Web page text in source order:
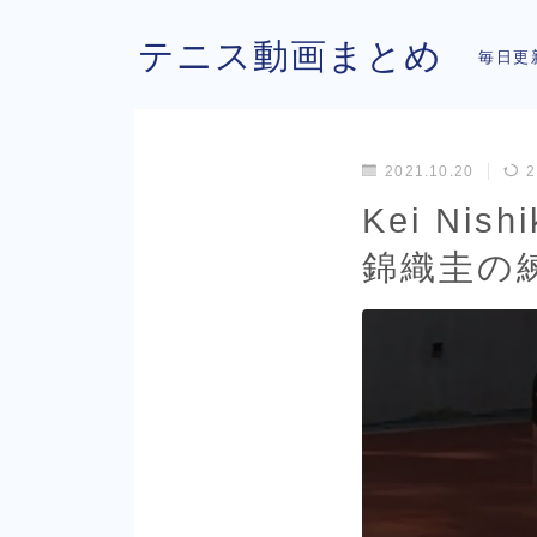
テニス動画まとめ 毎日更
2021.10.20
Kei
錦織圭の